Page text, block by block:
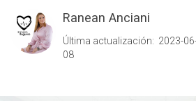
Ranean Anciani
Última actualización: 2023-
08